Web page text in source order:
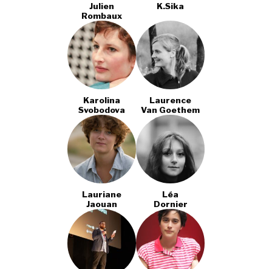
Julien
Rombaux
K.sika
Karolina
Svobodova
Laurence
Van Goethem
Lauriane
Jaouan
Léa
Dornier